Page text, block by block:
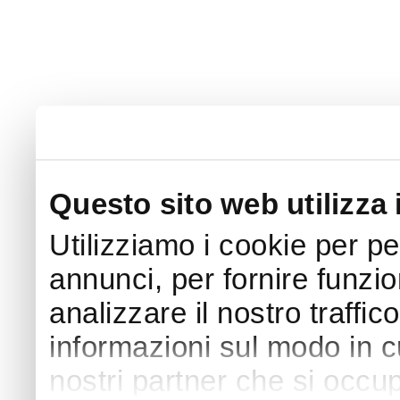
Questo sito web utilizza
Utilizziamo i cookie per
annunci, per fornire
analizzare il nostro
informazioni sul modo in
nostri partner che si